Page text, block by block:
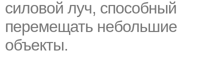
силовой луч, способный
перемещать небольшие
объекты.